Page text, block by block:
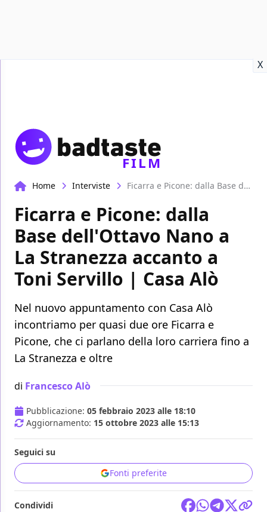
X
FILM
Home Interviste Ficarra e Picone: dalla Base dell'Ottavo Nano a La Stranezza accanto a Toni Servillo | Casa Alò
Ficarra e Picone: dalla
Base dell'Ottavo Nano a
La Stranezza accanto a
Toni Servillo | Casa Alò
Nel nuovo appuntamento con Casa Alò
incontriamo per quasi due ore Ficarra e
Picone, che ci parlano della loro carriera fino a
La Stranezza e oltre
di Francesco Alò
Pubblicazione: 05 febbraio 2023 alle 18:10
Aggiornamento: 15 ottobre 2023 alle 15:13
Seguici su
Fonti preferite
Condividi